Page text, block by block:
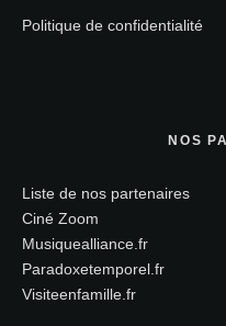
Politique de confidentialité
NOS
Liste de nos partenaires
Ciné Zoom
Musiquealliance.fr
Paradoxetemporel.fr
Visiteenfamille.fr